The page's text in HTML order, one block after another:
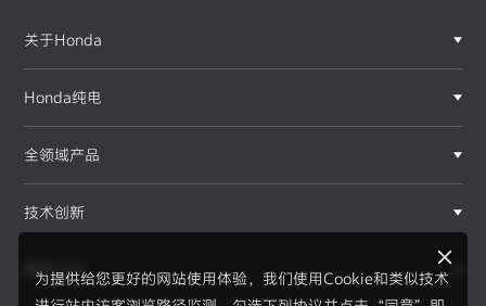
为提供给您更好的网站使用体验，我们使用Cookie和类似技术
关于Honda
Honda纯电
全领域产品
技术创新
赛事运动